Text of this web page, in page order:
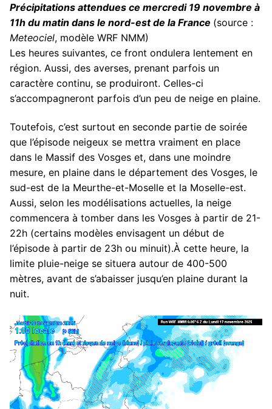
Précipitations attendues ce mercredi 19 novembre à
11h du matin dans le nord-est de la France (source :
Meteociel, modèle WRF NMM)
Les heures suivantes, ce front ondulera lentement en
région. Aussi, des averses, prenant parfois un
caractère continu, se produiront. Celles-ci
s’accompagneront parfois d’un peu de neige en plaine.
Toutefois, c’est surtout en seconde partie de soirée
que l’épisode neigeux se mettra vraiment en place
dans le Massif des Vosges et, dans une moindre
mesure, en plaine dans le département des Vosges, le
sud-est de la Meurthe-et-Moselle et la Moselle-est.
Aussi, selon les modélisations actuelles, la neige
commencera à tomber dans les Vosges à partir de 21-
22h (certains modèles envisagent un début de
l’épisode à partir de 23h ou minuit).À cette heure, la
limite pluie-neige se situera autour de 400-500
mètres, avant de s’abaisser jusqu’en plaine durant la
nuit.